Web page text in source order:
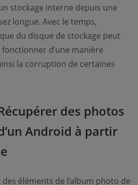
stockage interne depuis une
longue. Avec le temps,
du disque de stockage peut
d’une manière
la corruption de certaines
des photos
Android à partir
éléments de l’album photo de